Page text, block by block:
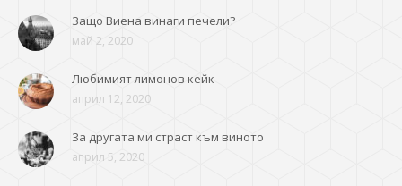
Защо Виена винаги печели?
май 2, 2020
Любимият лимонов кейк
април 12, 2020
За другата ми страст към виното
април 5, 2020